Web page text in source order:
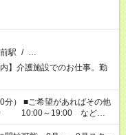
駅 / …
】介護施設でのお仕事。勤
その他
10:00～19:00 など
きれば残業はしたくない」